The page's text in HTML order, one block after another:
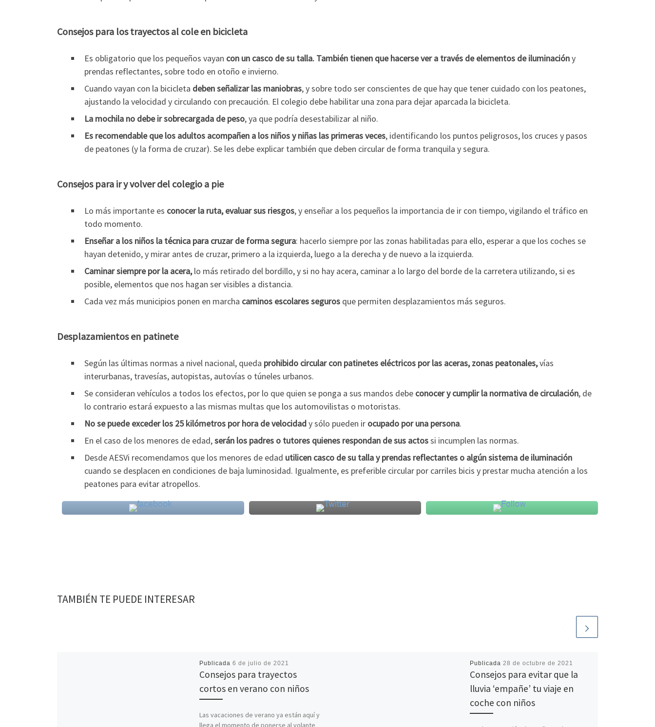
Consejos para los trayectos al cole en bicicleta
Es obligatorio que los pequeños vayan con un casco de su talla. También tienen que hacerse ver a través de elementos de iluminacióny
prendas reflectantes, sobre todo en otoño e invierno.
Cuando vayan con la bicicleta deben señalizar las maniobras, y sobre todo ser conscientes de que hay que tener cuidado con los peatones,
ajustando la velocidad y circulando con precaución. El colegio debe habilitar una zona para dejar aparcada la bicicleta.
La mochila no debe ir sobrecargada de peso, ya que podría desestabilizar al niño.
Es recomendable que los adultos acompañen a los niños y niñas las primeras veces, identificando los puntos peligrosos, los cruces y pasos
de peatones (y la forma de cruzar). Se les debe explicar también que deben circular de forma tranquila y segura.
Consejos para ir y volver del colegio a pie
Lo más importante es conocer la ruta, evaluar sus riesgos, y enseñar a los pequeños la importancia de ir con tiempo, vigilando el tráfico en
todo momento.
Enseñar a los niños la técnica para cruzar de forma segura: hacerlo siempre por las zonas habilitadas para ello, esperar a que los coches se
hayan detenido, y mirar antes de cruzar, primero a la izquierda, luego a la derecha y de nuevo a la izquierda.
Caminar siempre por la acera,lo más retirado del bordillo, y si no hay acera, caminar a lo largo del borde de la carretera utilizando, si es
posible, elementos que nos hagan ser visibles a distancia.
Cada vez más municipios ponen en marcha caminos escolares seguros que permiten desplazamientos más seguros.
Desplazamientos en patinete
Según las últimas normas a nivel nacional, queda prohibido circular con patinetes eléctricos por las aceras, zonas peatonales,vías
interurbanas, travesías, autopistas, autovías o túneles urbanos.
Se consideran vehículos a todos los efectos, por lo que quien se ponga a sus mandos debe conocer y cumplir la normativa de circulación, de
lo contrario estará expuesto a las mismas multas que los automovilistas o motoristas.
No se puede exceder los 25 kilómetros por hora de velocidady sólo pueden ir ocupado por una persona.
En el caso de los menores de edad,serán los padres o tutores quienes respondan de sus actossi incumplen las normas.
Desde AESVi recomendamos que los menores de edad utilicen casco de su talla y prendas reflectantes o algún sistema de iluminación
cuando se desplacen en condiciones de baja luminosidad. Igualmente, es preferible circular por carriles bicis y prestar mucha atención a los
peatones para evitar atropellos.
TAMBIÉN TE PUEDE INTERESAR
Publicada 6 de julio de 2021
Consejos para trayectos
cortos en verano con niños
Las vacaciones de verano ya están aquí y
llega el momento de ponerse al volante
Publicada 28 de octubre de 2021
Consejos para evitar que la
lluvia ‘empañe’ tu viaje en
coche con niños